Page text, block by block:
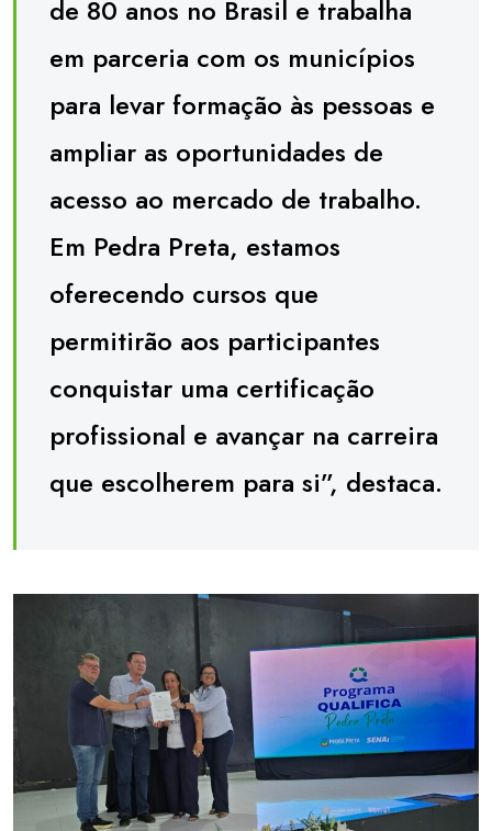
de 80 anos no Brasil e trabalha
em parceria com os municípios
para levar formação às pessoas e
ampliar as oportunidades de
acesso ao mercado de trabalho.
Em Pedra Preta, estamos
oferecendo cursos que
permitirão aos participantes
conquistar uma certificação
profissional e avançar na carreira
que escolherem para si”, destaca.